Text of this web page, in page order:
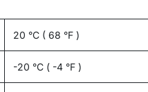
20 °C ( 68 °F )
-20 °C ( -4 °F )